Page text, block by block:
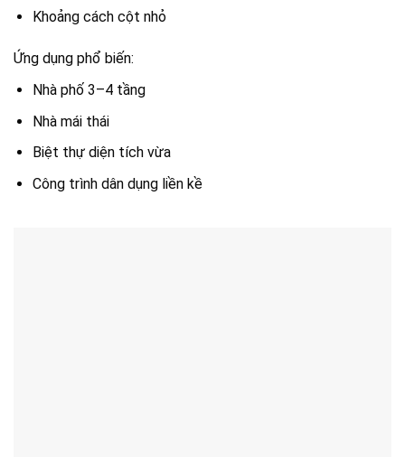
Khoảng cách cột nhỏ
Ứng dụng phổ biến:
Nhà phố 3–4 tầng
Nhà mái thái
Biệt thự diện tích vừa
Công trình dân dụng liền kề